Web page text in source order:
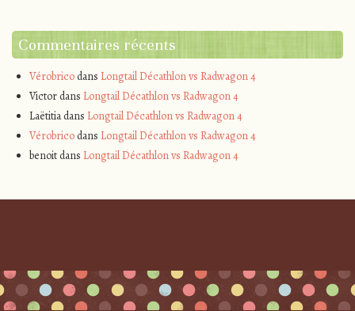
Commentaires récents
Vérobricodans Longtail Décathlon vs Radwagon 4
Victordans Longtail Décathlon vs Radwagon 4
Laëtitiadans Longtail Décathlon vs Radwagon 4
Vérobricodans Longtail Décathlon vs Radwagon 4
benoitdans Longtail Décathlon vs Radwagon 4